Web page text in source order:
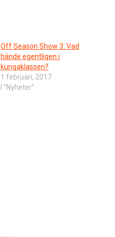
Off Season Show 3: Vad
hände egentligen i
kungaklassen?
1 februari, 2017
I ”Nyheter”